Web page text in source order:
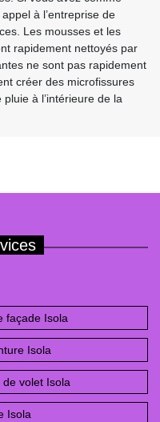
à l’entreprise de
Les mousses et les
rapidement nettoyés par
ne sont pas rapidement
créer des microfissures
à l’intérieure de la
façade Isola
Isola
volet Isola
Isola